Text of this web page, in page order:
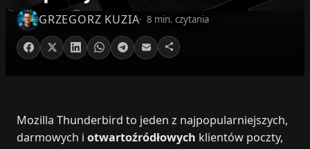
GRZEGORZ KUZIA 8 min. czytania
Mozilla Thunderbird to jeden z najpopularniejszych,
darmowych i otwartoźródłowych klientów poczty,